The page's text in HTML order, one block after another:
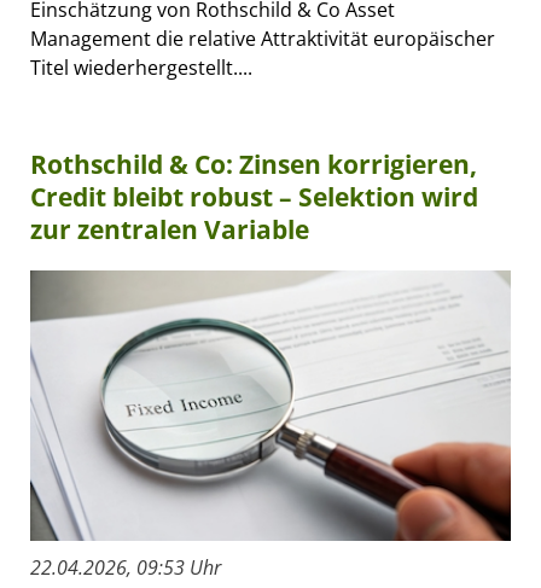
Einschätzung von Rothschild & Co Asset
Management die relative Attraktivität europäischer
Titel wiederhergestellt....
Rothschild & Co: Zinsen korrigieren,
Credit bleibt robust – Selektion wird
zur zentralen Variable
22.04.2026, 09:53 Uhr